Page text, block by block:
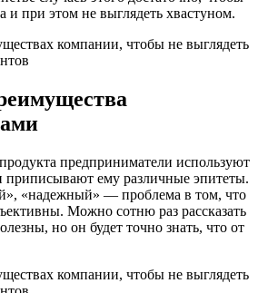
и при этом не выглядеть хвастуном.
предприниматели используют
ему различные эпитеты.
«надежный» — проблема в том, что
Можно сотню раз рассказать
но он будет точно знать, что от